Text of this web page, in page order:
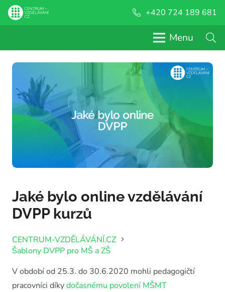
+420 724 189 681
Menu
Jaké bylo online vzdělávání
DVPP kurzů
CENTRUM-VZDĚLÁVÁNÍ.CZ
Šablony DVPP pro MŠ a ZŠ
V období od 25.3. do 30.6.2020 mohli pedagogičtí
pracovníci díkydočasnému povolení MŠMT